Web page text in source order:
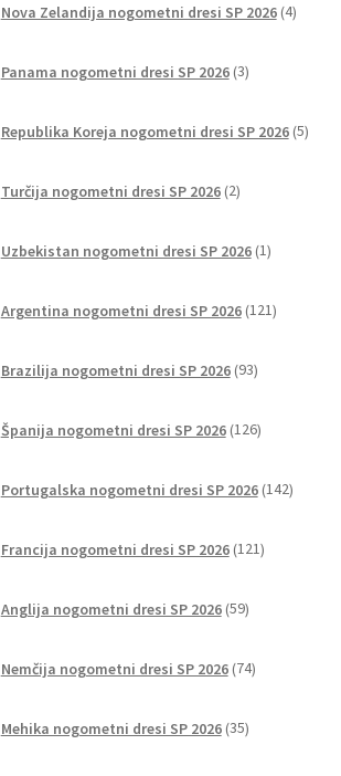
Nova Zelandija nogometni dresi SP 2026 4izdelki
Panama nogometni dresi SP 2026 3izdelki
Republika Koreja nogometni dresi SP 2026 5
Turčija nogometni dresi SP 2026 2izdelka
Uzbekistan nogometni dresi SP 2026 1izdelek
Argentina nogometni dresi SP 2026 121izdelkov
Brazilija nogometni dresi SP 2026 93izdelkov
Španija nogometni dresi SP 2026 126izdelkov
Portugalska nogometni dresi SP 2026 142
Francija nogometni dresi SP 2026 121izdelkov
Anglija nogometni dresi SP 2026 59izdelkov
Nemčija nogometni dresi SP 2026 74izdelkov
Mehika nogometni dresi SP 2026 35izdelkov